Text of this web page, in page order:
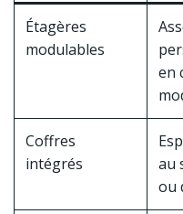
Étagères
modulables
en
Coffres
intégrés
au
ou